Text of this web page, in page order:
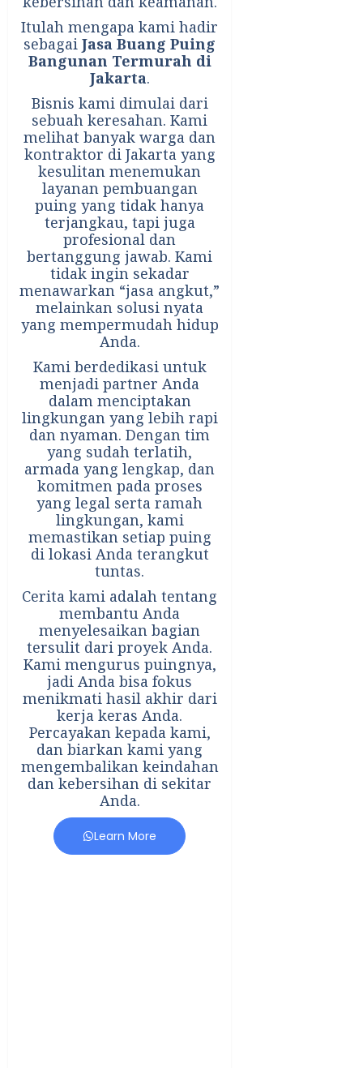
Itulah mengapa kami hadir
sebagaiJasa Buang Puing
Bangunan Termurah di
Jakarta.
Bisnis kami dimulai dari
sebuah keresahan. Kami
melihat banyak warga dan
kontraktor di Jakarta yang
kesulitan menemukan
layanan pembuangan
puing yang tidak hanya
terjangkau, tapi juga
profesional dan
bertanggung jawab. Kami
tidak ingin sekadar
menawarkan “jasa angkut,”
melainkan solusi nyata
yang mempermudah hidup
Anda.
Kami berdedikasi untuk
menjadi partner Anda
dalam menciptakan
lingkungan yang lebih rapi
dan nyaman. Dengan tim
yang sudah terlatih,
armada yang lengkap, dan
komitmen pada proses
yang legal serta ramah
lingkungan, kami
memastikan setiap puing
di lokasi Anda terangkut
tuntas.
Cerita kami adalah tentang
membantu Anda
menyelesaikan bagian
tersulit dari proyek Anda.
Kami mengurus puingnya,
jadi Anda bisa fokus
menikmati hasil akhir dari
kerja keras Anda.
Percayakan kepada kami,
dan biarkan kami yang
mengembalikan keindahan
dan kebersihan di sekitar
Anda.
Learn More